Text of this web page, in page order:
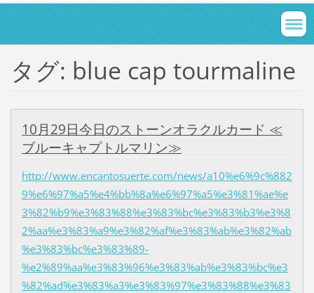
タグ: blue cap tourmaline
10月29日今日のストーンオラクルカード ≪
ブルーキャプトルマリン≫
http://www.encantosuerte.com/news/a10%e6%9c%882
9%e6%97%a5%e4%bb%8a%e6%97%a5%e3%81%ae%e
3%82%b9%e3%83%88%e3%83%bc%e3%83%b3%e3%8
2%aa%e3%83%a9%e3%82%af%e3%83%ab%e3%82%ab
%e3%83%bc%e3%83%89-
%e2%89%aa%e3%83%96%e3%83%ab%e3%83%bc%e3
%82%ad%e3%83%a3%e3%83%97%e3%83%88%e3%83